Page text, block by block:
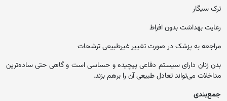
ترک سیگار
رعایت بهداشت بدون افراط
مراجعه به پزشک در صورت تغییر غیرطبیعی ترشحات
بدن زنان دارای سیستم دفاعی پیچیده و حساسی است و گاهی حتی ساده‌ترین
مداخلات می‌تواند تعادل طبیعی آن را برهم بزند.
جمع‌بندی